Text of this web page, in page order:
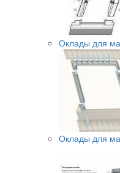
Оклады для
Оклады для